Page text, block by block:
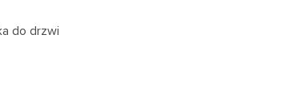
do drzwi